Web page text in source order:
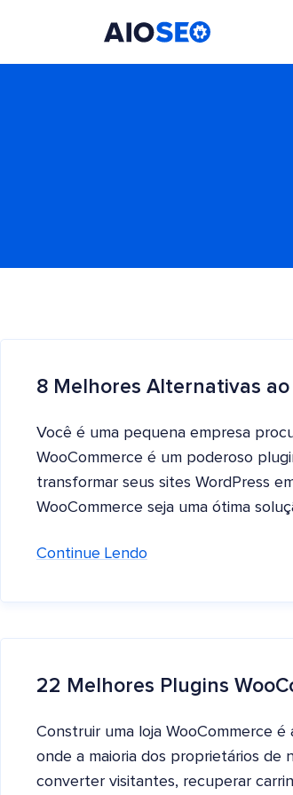
8 Melhores Alternativas
Você é uma pequena empresa
WooCommerce é um poderoso
transformar seus sites WordPress
WooCommerce seja uma ótima
Continue Lendo
22 Melhores Plugins
Construir uma loja WooCommerce
onde a maioria dos proprietários de
converter visitantes, recuperar